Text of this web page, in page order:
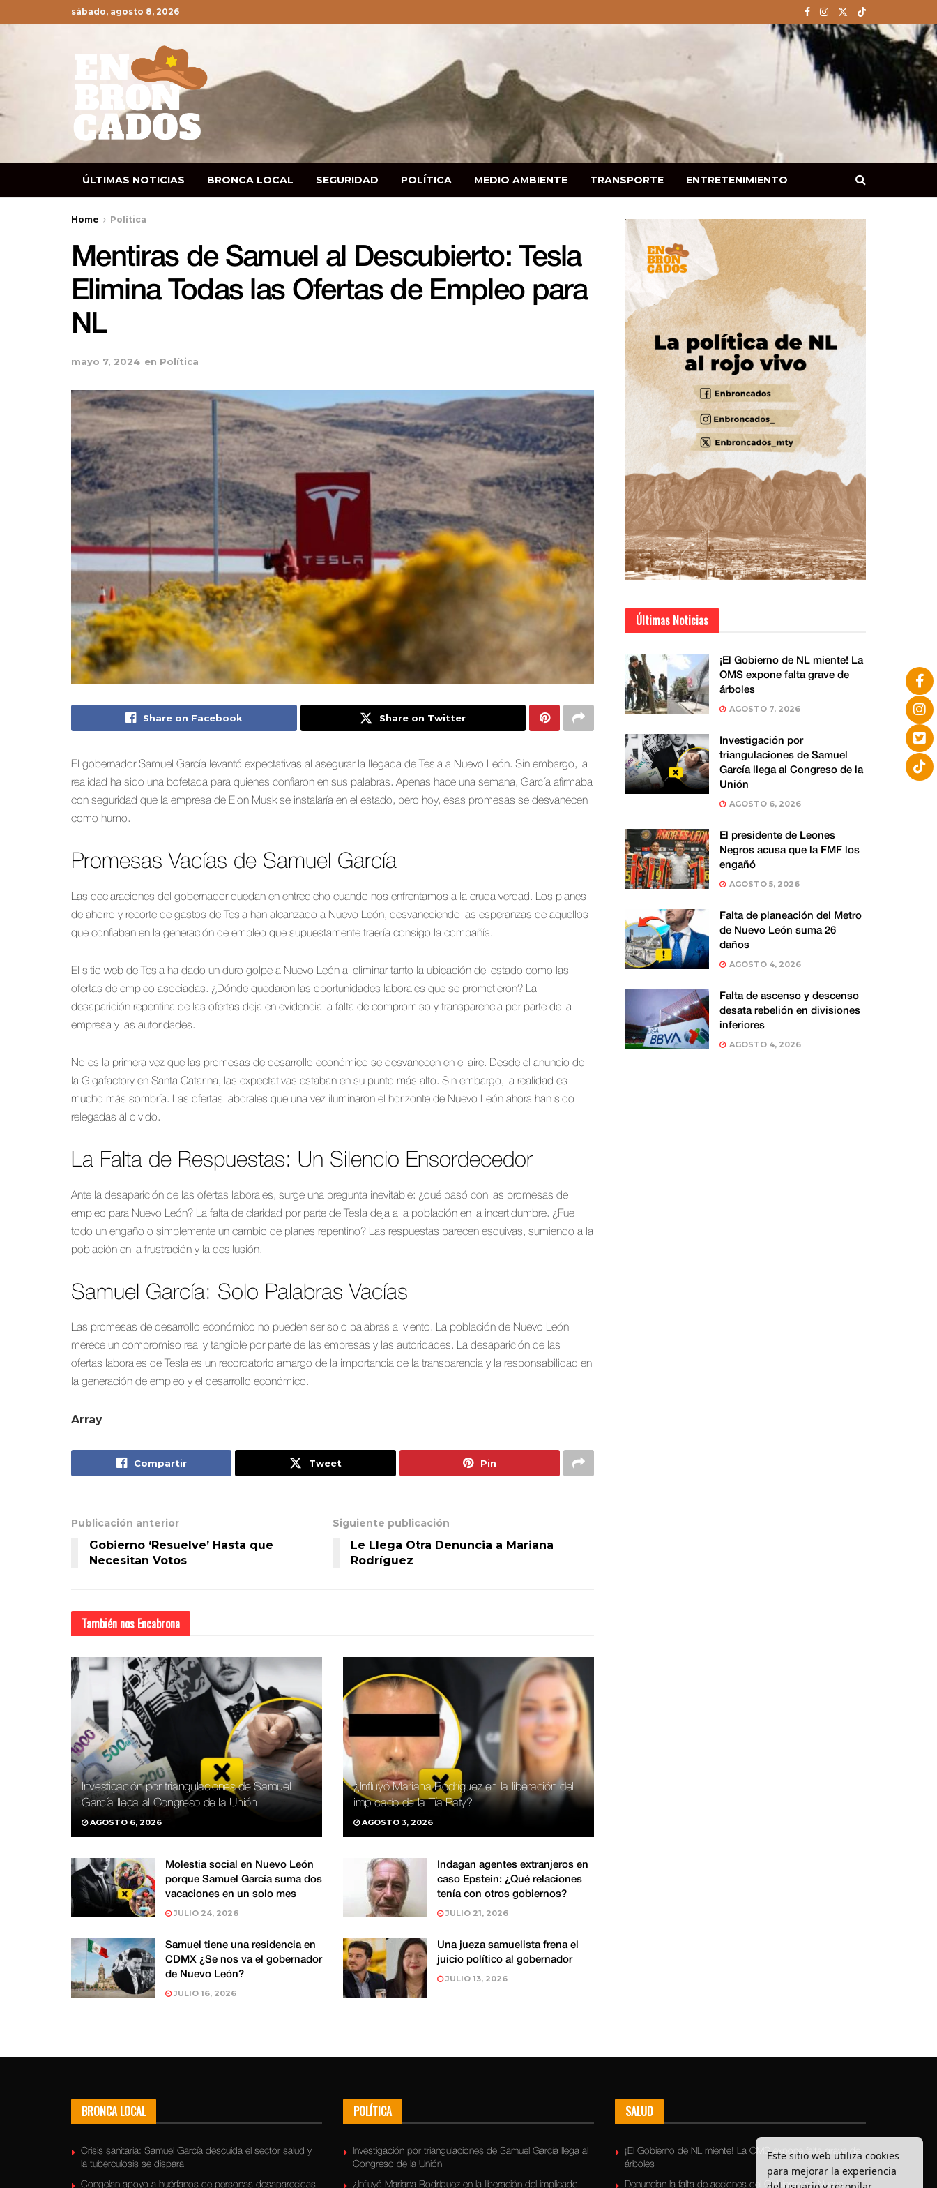
sábado, agosto 8, 2026
ÚLTIMAS NOTICIAS BRONCA LOCAL SEGURIDAD POLÍTICA MEDIO AMBIENTE TRANSPORTE ENTRETENIMIENTO
Home Política
Mentiras de Samuel al Descubierto: Tesla
Elimina Todas las Ofertas de Empleo para
NL
mayo 7, 2024 en Política
Share on Facebook Share on Twitter
El gobernador Samuel García levantó expectativas al asegurar la llegada de Tesla a Nuevo León. Sin embargo, la
realidad ha sido una bofetada para quienes confiaron en sus palabras. Apenas hace una semana, García afirmaba
con seguridad que la empresa de Elon Musk se instalaría en el estado, pero hoy, esas promesas se desvanecen
como humo.
Promesas Vacías de Samuel García
Las declaraciones del gobernador quedan en entredicho cuando nos enfrentamos a la cruda verdad. Los planes
de ahorro y recorte de gastos de Tesla han alcanzado a Nuevo León, desvaneciendo las esperanzas de aquellos
que confiaban en la generación de empleo que supuestamente traería consigo la compañía.
El sitio web de Tesla ha dado un duro golpe a Nuevo León al eliminar tanto la ubicación del estado como las
ofertas de empleo asociadas. ¿Dónde quedaron las oportunidades laborales que se prometieron? La
desaparición repentina de las ofertas deja en evidencia la falta de compromiso y transparencia por parte de la
empresa y las autoridades.
No es la primera vez que las promesas de desarrollo económico se desvanecen en el aire. Desde el anuncio de
la Gigafactory en Santa Catarina, las expectativas estaban en su punto más alto. Sin embargo, la realidad es
mucho más sombría. Las ofertas laborales que una vez iluminaron el horizonte de Nuevo León ahora han sido
relegadas al olvido.
La Falta de Respuestas: Un Silencio Ensordecedor
Ante la desaparición de las ofertas laborales, surge una pregunta inevitable: ¿qué pasó con las promesas de
empleo para Nuevo León? La falta de claridad por parte de Tesla deja a la población en la incertidumbre. ¿Fue
todo un engaño o simplemente un cambio de planes repentino? Las respuestas parecen esquivas, sumiendo a la
población en la frustración y la desilusión.
Samuel García: Solo Palabras Vacías
Las promesas de desarrollo económico no pueden ser solo palabras al viento. La población de Nuevo León
merece un compromiso real y tangible por parte de las empresas y las autoridades. La desaparición de las
ofertas laborales de Tesla es un recordatorio amargo de la importancia de la transparencia y la responsabilidad en
la generación de empleo y el desarrollo económico.
Array
Compartir Tweet Pin
Publicación anterior
Gobierno ‘Resuelve’ Hasta que
Necesitan Votos
Siguiente publicación
Le Llega Otra Denuncia a Mariana
Rodríguez
También nos Encabrona
Investigación por triangulaciones de Samuel
García llega al Congreso de la Unión
AGOSTO 6, 2026
¿Influyó Mariana Rodríguez en la liberación del
implicado de la Tía Paty?
AGOSTO 3, 2026
Molestia social en Nuevo León
porque Samuel García suma dos
vacaciones en un solo mes
JULIO 24, 2026
Indagan agentes extranjeros en
caso Epstein: ¿Qué relaciones
tenía con otros gobiernos?
JULIO 21, 2026
Samuel tiene una residencia en
CDMX ¿Se nos va el gobernador
de Nuevo León?
JULIO 16, 2026
Una jueza samuelista frena el
juicio político al gobernador
JULIO 13, 2026
Últimas Noticias
¡El Gobierno de NL miente! La
OMS expone falta grave de
árboles
AGOSTO 7, 2026
Investigación por
triangulaciones de Samuel
García llega al Congreso de la
Unión
AGOSTO 6, 2026
El presidente de Leones
Negros acusa que la FMF los
engañó
AGOSTO 5, 2026
Falta de planeación del Metro
de Nuevo León suma 26
daños
AGOSTO 4, 2026
Falta de ascenso y descenso
desata rebelión en divisiones
inferiores
AGOSTO 4, 2026
BRONCA LOCAL
Crisis sanitaria: Samuel García descuida el sector salud y
la tuberculosis se dispara
Congelan apoyo a huérfanos de personas desaparecidas
POLÍTICA
Investigación por triangulaciones de Samuel García llega al
Congreso de la Unión
¿Influyó Mariana Rodríguez en la liberación del implicado
SALUD
¡El Gobierno de NL miente! La OMS expone falta grave de
árboles
Denuncian la falta de acciones del Gobierno de Nuevo
Este sitio web utiliza cookies
para mejorar la experiencia